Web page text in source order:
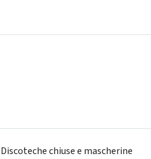
Discoteche chiuse e mascherine